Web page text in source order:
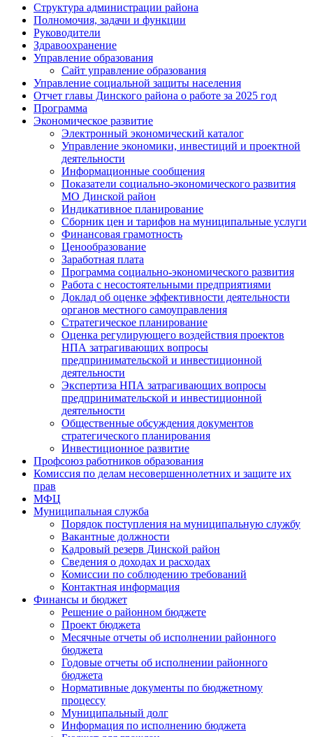
Структура администрации района
Полномочия, задачи и функции
Руководители
Здравоохранение
Управление образования
Сайт управление образования
Управление социальной защиты населения
Отчет главы Динского района о работе за 2025 год
Программа
Экономическое развитие
Электронный экономический каталог
Управление экономики, инвестиций и проектной
деятельности
Информационные сообщения
Показатели социально-экономического развития
МО Динской район
Индикативное планирование
Сборник цен и тарифов на муниципальные услуги
Финансовая грамотность
Ценообразование
Заработная плата
Программа социально-экономического развития
Работа с несостоятельными предприятиями
Доклад об оценке эффективности деятельности
органов местного самоуправления
Стратегическое планирование
Оценка регулирующего воздействия проектов
НПА затрагивающих вопросы
предпринимательской и инвестиционной
деятельности
Экспертиза НПА затрагивающих вопросы
предпринимательской и инвестиционной
деятельности
Общественные обсуждения документов
стратегического планирования
Инвестиционное развитие
Профсоюз работников образования
Комиссия по делам несовершеннолетних и защите их
прав
МФЦ
Муниципальная служба
Порядок поступления на муниципальную службу
Вакантные должности
Кадровый резерв Динской район
Сведения о доходах и расходах
Комиссии по соблюдению требований
Контактная информация
Финансы и бюджет
Решение о районном бюджете
Проект бюджета
Месячные отчеты об исполнении районного
бюджета
Годовые отчеты об исполнении районного
бюджета
Нормативные документы по бюджетному
процессу
Муниципальный долг
Информация по исполнению бюджета